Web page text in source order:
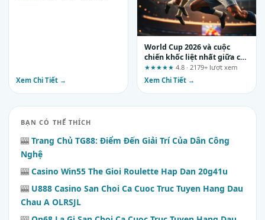
Xem Chi Tiết →
World Cup 2026 và cuộc
chiến khốc liệt nhất giữa các
nền bóng đá hàng đầu
★★★★★ 4.8 · 2179+ lượt xem
Xem Chi Tiết →
BẠN CÓ THỂ THÍCH
🎰 Trang Chủ TG88: Điểm Đến Giải Trí Của Dân Công
Nghệ
🎰 Casino Win55 The Gioi Roulette Hap Dan 20g41u
🎰 U888 Casino San Choi Ca Cuoc Truc Tuyen Hang Dau
Chau A OLRSJL